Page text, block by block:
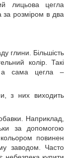
лицьова цегла
за розміром в два
глини. Більшість
колір. Такі
а сама цегла –
з них виходить
Наприклад,
за допомогою
повинен
заводом. Часто